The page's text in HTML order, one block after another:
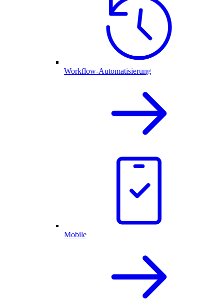
Workflow-Automatisierung
Mobile